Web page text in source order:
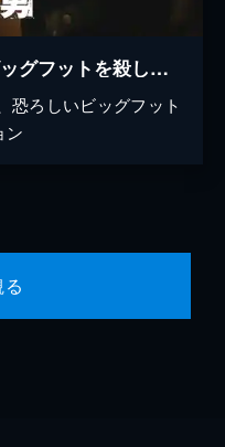
ヒトラーを殺し、その後ビッグフットを殺した男
恐ろしいビッグフット
ン